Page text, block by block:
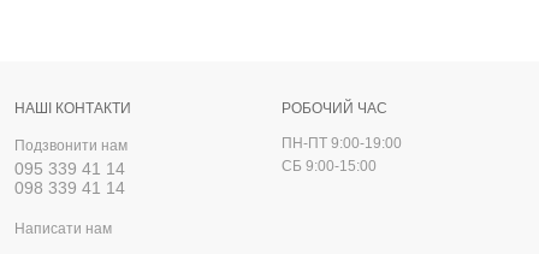
НАШІ КОНТАКТИ
Подзвонити нам
095 339 41 14
098 339 41 14
Написати нам
РОБОЧИЙ ЧАС
ПН-ПТ 9:00-19:00
СБ 9:00-15:00